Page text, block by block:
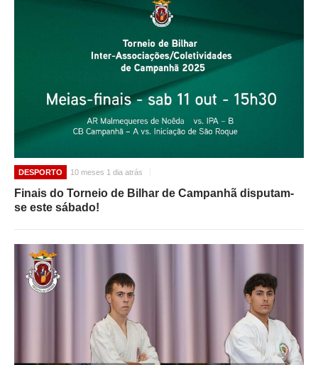
DESPORTO 10 meses 1 dia atrás
Finais do Torneio de Bilhar de Campanhã disputam-
se este sábado!